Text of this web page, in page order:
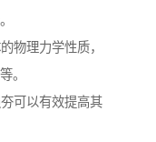
物理力学性质，
。
可以有效提高其